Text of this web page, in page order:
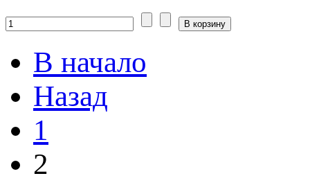
В начало
Назад
1
2